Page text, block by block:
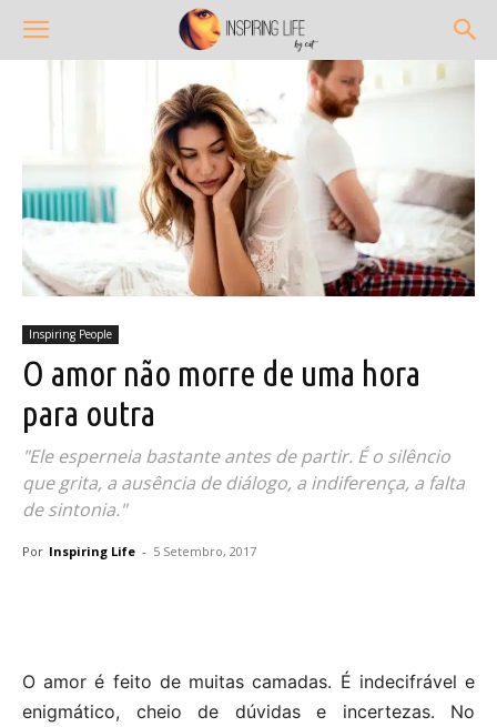
Inspiring People
O amor não morre de uma hora
para outra
"Ele esperneia bastante antes de partir. É o silêncio
que grita, a ausência de diálogo, a indiferença, a falta
de sintonia."
Por Inspiring Life - 5 Setembro, 2017
O amor é feito de muitas camadas. É indecifrável e
enigmático, cheio de dúvidas e incertezas. No